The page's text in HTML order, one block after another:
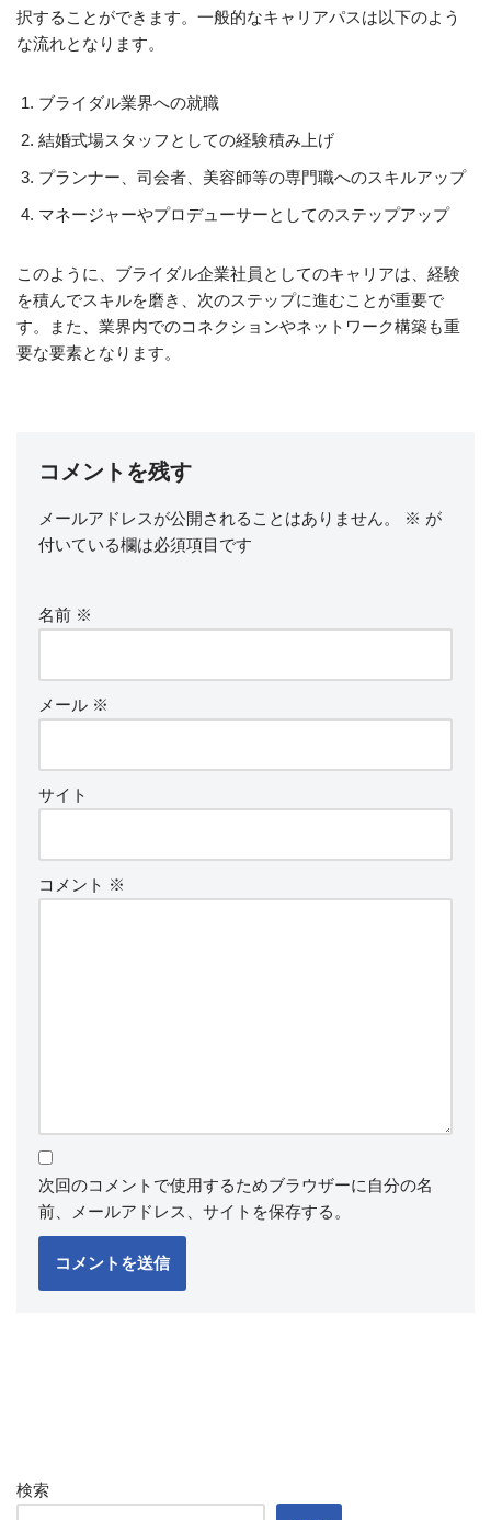
択することができます。一般的なキャリアパスは以下のよう
な流れとなります。
ブライダル業界への就職
結婚式場スタッフとしての経験積み上げ
プランナー、司会者、美容師等の専門職へのスキルアップ
マネージャーやプロデューサーとしてのステップアップ
このように、ブライダル企業社員としてのキャリアは、経験
を積んでスキルを磨き、次のステップに進むことが重要で
す。また、業界内でのコネクションやネットワーク構築も重
要な要素となります。
コメントを残す
メールアドレスが公開されることはありません。 ※ が
付いている欄は必須項目です
名前 ※
メール ※
サイト
コメント ※
次回のコメントで使用するためブラウザーに自分の名
前、メールアドレス、サイトを保存する。
検索